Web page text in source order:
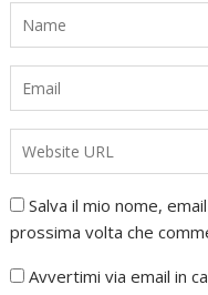
Salva il mio nome,
prossima volta che
Avvertimi via email in